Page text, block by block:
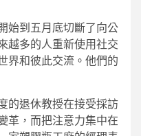
始到五月底切斷了向公
越多的人重新使用社交
界和彼此交流。他們的
的退休教授在接受採訪
革，而把注意力集中在